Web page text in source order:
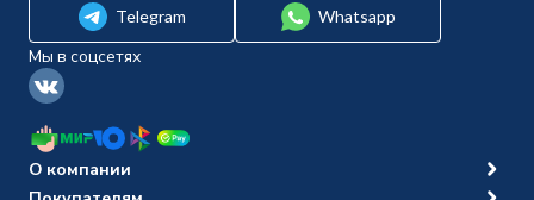
Telegram
Whatsapp
Мы в соцсетях
О компании